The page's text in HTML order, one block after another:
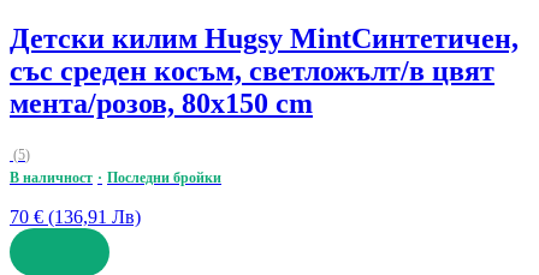
Детски килим Hugsy MintСинтетичен,
със среден косъм, светложълт/в цвят
мента/розов, 80x150 cm
(5)
В наличност
Последни бройки
70 € (136,91 Лв)